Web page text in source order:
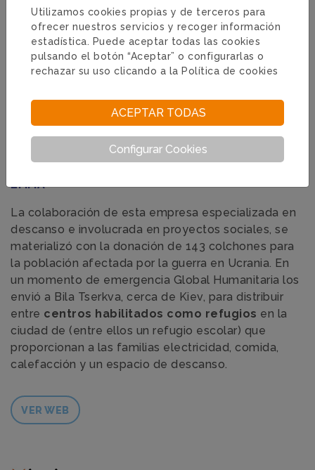
proyectos de cooperación al desarrollo en zonas
rurales de ocho países.
VER WEB
EMMA
La colaboración de esta empresa especializada en
descanso e involucrada en proyectos sociales, se
materializó con la donación de 143 colchones para
la población afectada por la guerra en Ucrania. En
un momento de emergencia Global Humanitaria los
envió a Bila Tserkva, cerca de Kiev, para distribuir
entre centros habilitados como refugios en la
ciudad de (entre ellos un refugio escolar) que
proporcionan a las familias electricidad, comida,
calefacción y un espacio de descanso.
VER WEB
Utilizamos cookies propias y de terceros para
ofrecer nuestros servicios y recoger información
estadística. Puede aceptar todas las cookies
pulsando el botón “Aceptar” o configurarlas o
rechazar su uso clicando a la Política de cookies
ACEPTAR TODAS
Configurar Cookies